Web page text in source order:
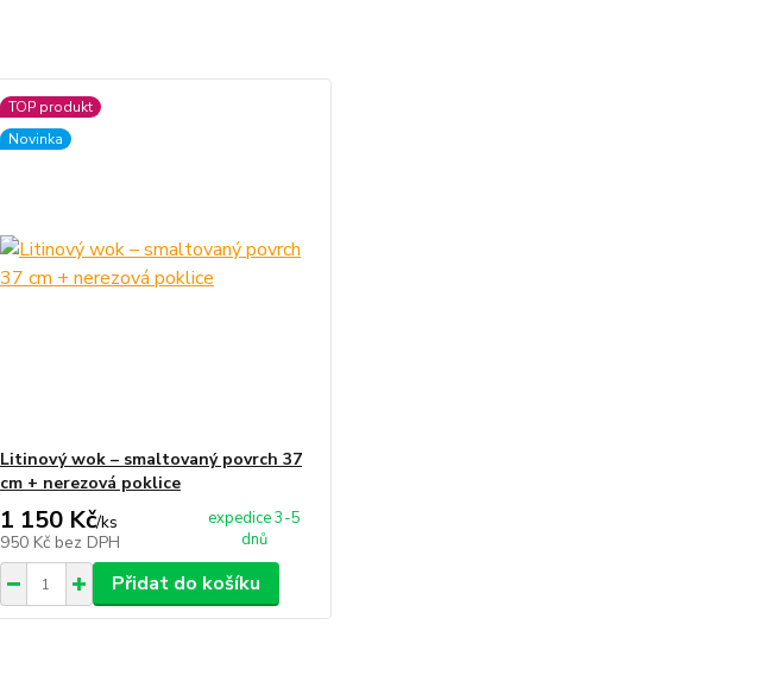
TOP produkt
Novinka
Litinový wok – smaltovaný povrch 37
cm + nerezová poklice
1 150 Kč/ks
950 Kč bez DPH
expedice 3-5
dnů
Přidat do košíku